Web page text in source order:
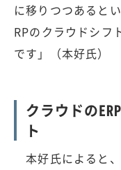
に移りつつあると
RPのクラウドシフ
です」（本好氏）
クラウドの
ト
本好氏によると